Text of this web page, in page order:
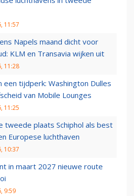
11:57
Napels maand dicht voor
KLM en Transavia wijken uit
11:28
een tijdperk: Washington Dulles
van Mobile Lounges
11:25
tweede plaats Schiphol als best
Europese luchthaven
10:37
in maart 2027 nieuwe route
9:59